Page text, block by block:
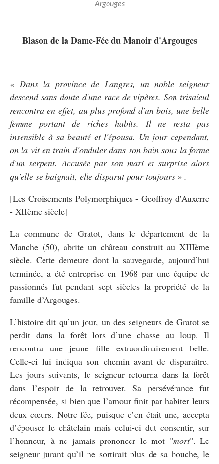
Argouges
Blason de la Dame-Fée du Manoir d'Argouges
« Dans la province de Langres, un noble seigneur
descend sans doute d'une race de vipères. Son trisaïeul
rencontra en effet, au plus profond d'un bois, une belle
femme portant de riches habits. Il ne resta pas
insensible à sa beauté et l'épousa. Un jour cependant,
on la vit en train d'onduler dans son bain sous la forme
d'un serpent. Accusée par son mari et surprise alors
qu'elle se baignait, elle disparut pour toujours » .
[Les Croisements Polymorphiques - Geoffroy d'Auxerre
- XIIème siècle]
La commune de Gratot, dans le département de la
Manche (50), abrite un château construit au XIIIème
siècle. Cette demeure dont la sauvegarde, aujourd’hui
terminée, a été entreprise en 1968 par une équipe de
passionnés fut pendant sept siècles la propriété de la
famille d’Argouges.
L’histoire dit qu’un jour, un des seigneurs de Gratot se
perdit dans la forêt lors d’une chasse au loup. Il
rencontra une jeune fille extraordinairement belle.
Celle-ci lui indiqua son chemin avant de disparaître.
Les jours suivants, le seigneur retourna dans la forêt
dans l’espoir de la retrouver. Sa persévérance fut
récompensée, si bien que l’amour finit par habiter leurs
deux cœurs. Notre fée, puisque c’en était une, accepta
d’épouser le châtelain mais celui-ci dut consentir, sur
l’honneur, à ne jamais prononcer le mot "mort". Le
seigneur jurant qu’il ne sortirait plus de sa bouche, le